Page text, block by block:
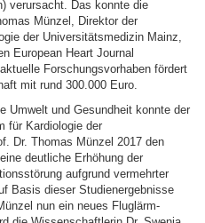
verursacht. Das konnte die
Münzel, Direktor der
der Universitätsmedizin Mainz,
European Heart Journal
Forschungsvorhaben fördert
mit rund 300.000 Euro.
Umwelt und Gesundheit konnte der
für Kardiologie der
Dr. Thomas Münzel 2017 den
deutliche Erhöhung der
aufgrund vermehrter
Basis dieser Studienergebnisse
nun ein neues Fluglärm-